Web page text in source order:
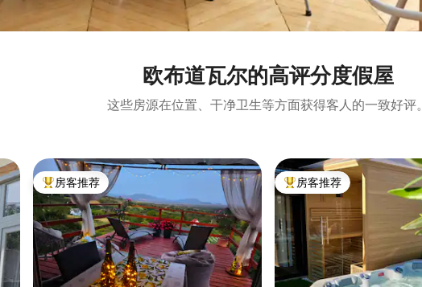
欧布道瓦尔的高评分度假屋
这些房源在位置、干净卫生等方面获得客人的一致好评。
热门「房客推荐」
房客推荐 热门「房客推荐」
房客推荐